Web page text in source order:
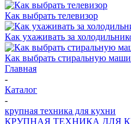
Как выбрать телевизор
Как ухаживать за
Как выбрать стиральную
Главная
-
Каталог
-
крупная техника для кухни
КРУПНАЯ ТЕХНИКА ДЛЯ